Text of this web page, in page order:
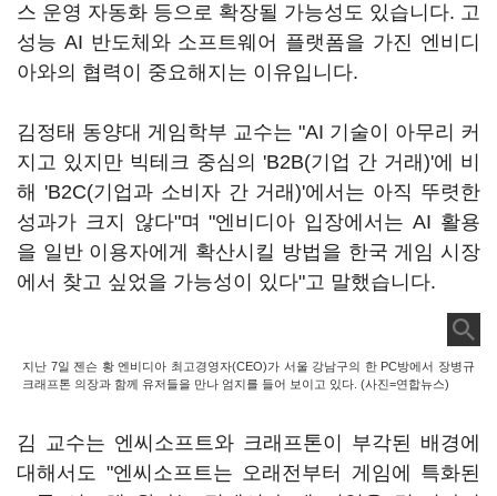
스 운영 자동화 등으로 확장될 가능성도 있습니다. 고
성능 AI 반도체와 소프트웨어 플랫폼을 가진 엔비디
아와의 협력이 중요해지는 이유입니다.
김정태 동양대 게임학부 교수는 "AI 기술이 아무리 커
지고 있지만 빅테크 중심의 'B2B(기업 간 거래)'에 비
해 'B2C(기업과 소비자 간 거래)'에서는 아직 뚜렷한
성과가 크지 않다"며 "엔비디아 입장에서는 AI 활용
을 일반 이용자에게 확산시킬 방법을 한국 게임 시장
에서 찾고 싶었을 가능성이 있다"고 말했습니다.
지난 7일 젠슨 황 엔비디아 최고경영자(CEO)가 서울 강남구의 한 PC방에서 장병규
크래프톤 의장과 함께 유저들을 만나 엄지를 들어 보이고 있다. (사진=연합뉴스)
김 교수는 엔씨소프트와 크래프톤이 부각된 배경에
대해서도 "엔씨소프트는 오래전부터 게임에 특화된